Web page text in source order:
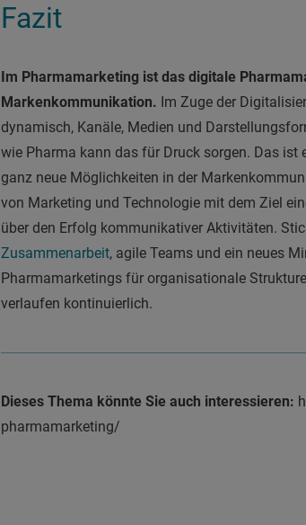
Fazit
Im Pharmamarketing ist das digitale
Markenkommunikation. Im Zuge der
dynamisch, Kanäle, Medien und
wie Pharma kann das für Druck sorgen. Das
ganz neue Möglichkeiten in der
von Marketing und Technologie mit dem Ziel
über den Erfolg kommunikativer Aktivitäten.
Zusammenarbeit, agile Teams und ein neues
Pharmamarketings für organisationale
verlaufen kontinuierlich.
Dieses Thema könnte Sie auch interessieren:
pharmamarketing/